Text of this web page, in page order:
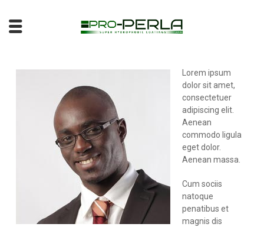
Lorem ipsum
dolor sit amet,
consectetuer
adipiscing elit.
Aenean
commodo ligula
eget dolor.
Aenean massa.
Cum sociis
natoque
penatibus et
magnis dis